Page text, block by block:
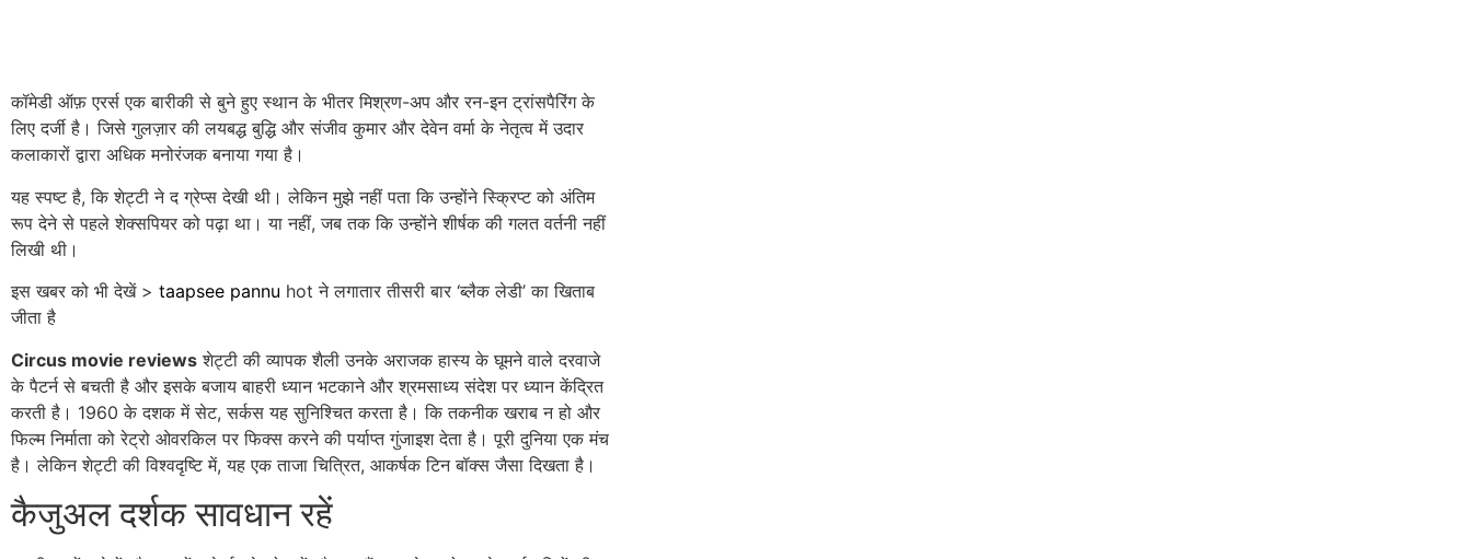
कॉमेडी ऑफ़ एरर्स एक बारीकी से बुने हुए स्थान के भीतर मिश्रण-अप और रन-इन ट्रांसपैरिंग के
लिए दर्जी है। जिसे गुलज़ार की लयबद्ध बुद्धि और संजीव कुमार और देवेन वर्मा के नेतृत्व में उदार
कलाकारों द्वारा अधिक मनोरंजक बनाया गया है।
यह स्पष्ट है, कि शेट्टी ने द ग्रेप्स देखी थी। लेकिन मुझे नहीं पता कि उन्होंने स्क्रिप्ट को अंतिम
रूप देने से पहले शेक्सपियर को पढ़ा था। या नहीं, जब तक कि उन्होंने शीर्षक की गलत वर्तनी नहीं
लिखी थी।
इस खबर को भी देखें > taapsee pannu hot ने लगातार तीसरी बार ‘ब्लैक लेडी’ का खिताब
जीता है
Circus movie reviews शेट्टी की व्यापक शैली उनके अराजक हास्य के घूमने वाले दरवाजे
के पैटर्न से बचती है और इसके बजाय बाहरी ध्यान भटकाने और श्रमसाध्य संदेश पर ध्यान केंद्रित
करती है। 1960 के दशक में सेट, सर्कस यह सुनिश्चित करता है। कि तकनीक खराब न हो और
फिल्म निर्माता को रेट्रो ओवरकिल पर फिक्स करने की पर्याप्त गुंजाइश देता है। पूरी दुनिया एक मंच
है। लेकिन शेट्टी की विश्वदृष्टि में, यह एक ताजा चित्रित, आकर्षक टिन बॉक्स जैसा दिखता है।
कैजुअल दर्शक सावधान रहें